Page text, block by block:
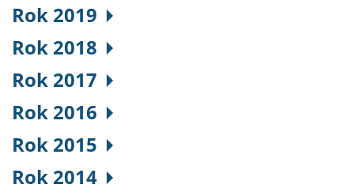
Rok 2019
Rok 2018
Rok 2017
Rok 2016
Rok 2015
Rok 2014